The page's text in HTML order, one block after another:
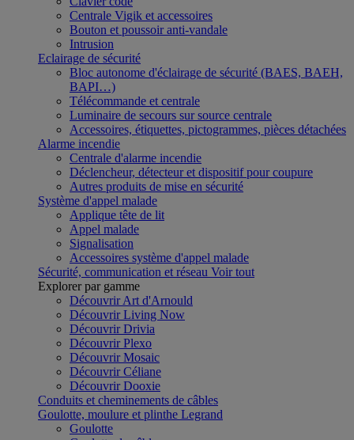
Centrale Vigik et accessoires
Bouton et poussoir anti-vandale
Intrusion
Eclairage de sécurité
Bloc autonome d'éclairage de sécurité (BAES, BAEH,
BAPI…)
Télécommande et centrale
Luminaire de secours sur source centrale
Accessoires, étiquettes, pictogrammes, pièces détachées
Alarme incendie
Centrale d'alarme incendie
Déclencheur, détecteur et dispositif pour coupure
Autres produits de mise en sécurité
Système d'appel malade
Applique tête de lit
Appel malade
Signalisation
Accessoires système d'appel malade
Sécurité, communication et réseau Voir tout
Explorer par gamme
Découvrir Art d'Arnould
Découvrir Living Now
Découvrir Drivia
Découvrir Plexo
Découvrir Mosaic
Découvrir Céliane
Découvrir Dooxie
Conduits et cheminements de câbles
Goulotte, moulure et plinthe Legrand
Goulotte